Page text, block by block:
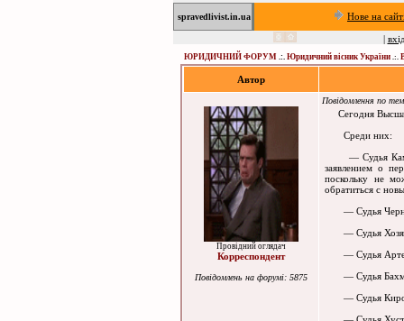
spravedlivist.in.ua Нове на
|
ЮРИДИЧНИЙ ФОРУМ .:. Юридичний вісник України .:.
Автор
Провідний оглядач
Корреспондент
Повідомлень на форумі: 5875
Повідомлення по
Сегодня Высшая
Среди них:
— Судья
заявлением о
поскольку не
обратиться с
— Судья
— Судья
— Судья
— Судья
— Судья